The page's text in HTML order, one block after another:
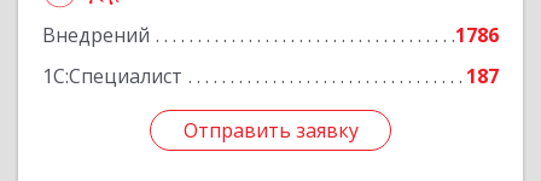
Внедрений
1786
1С:Специалист
187
Отправить заявку
Отправить заявку